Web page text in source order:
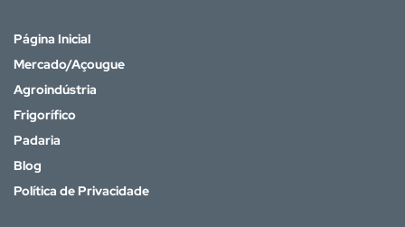
Página Inicial
Mercado/Açougue
Agroindústria
Frigorífico
Padaria
Blog
Política de Privacidade